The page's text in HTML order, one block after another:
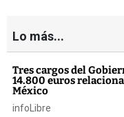
Lo más...
Tres cargos del
14.800 euros
México
infoLibre